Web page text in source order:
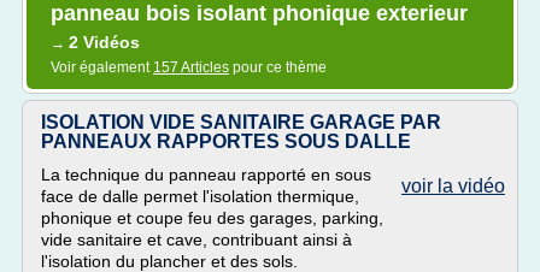
panneau bois isolant phonique exterieur
→ 2 Vidéos
Voir également 157 Articles pour ce thème
ISOLATION VIDE SANITAIRE GARAGE PAR
PANNEAUX RAPPORTES SOUS DALLE
voir la vidéo
La technique du panneau rapporté en sous
face de dalle permet l'isolation thermique,
phonique et coupe feu des garages, parking,
vide sanitaire et cave, contribuant ainsi à
l'isolation du plancher et des sols.